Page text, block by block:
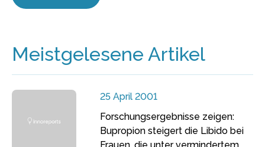
Meistgelesene Artikel
25 April 2001
Forschungsergebnisse zeigen:
Bupropion steigert die Libido bei
Frauen, die unter vermindertem